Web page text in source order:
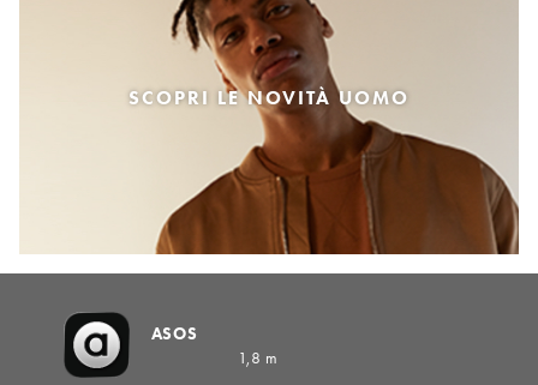
SCOPRI LE NOVITÀ UOMO
ASOS
1,8 m